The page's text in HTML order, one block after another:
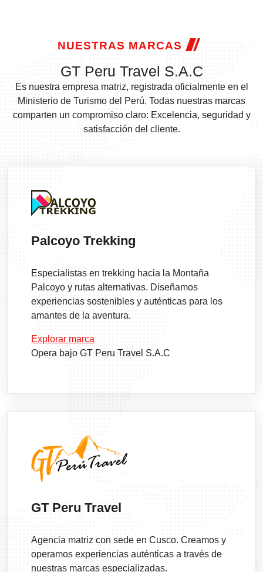
NUESTRAS MARCAS
GT Peru Travel S.A.C
Es nuestra empresa matriz, registrada oficialmente en el
Ministerio de Turismo del Perú. Todas nuestras marcas
comparten un compromiso claro: Excelencia, seguridad y
satisfacción del cliente.
Palcoyo Trekking
Especialistas en trekking hacia la Montaña
Palcoyo y rutas alternativas. Diseñamos
experiencias sostenibles y auténticas para los
amantes de la aventura.
Explorar marca
Opera bajo GT Peru Travel S.A.C
GT Peru Travel
Agencia matriz con sede en Cusco. Creamos y
operamos experiencias auténticas a través de
nuestras marcas especializadas.